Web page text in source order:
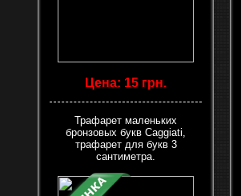
Цена: 15 грн.
Трафарет маленьких
бронзовых букв Caggiati,
трафарет для букв 3
сантиметра.